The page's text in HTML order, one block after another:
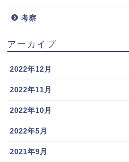
考察
アーカイブ
2022年12月
2022年11月
2022年10月
2022年5月
2021年9月